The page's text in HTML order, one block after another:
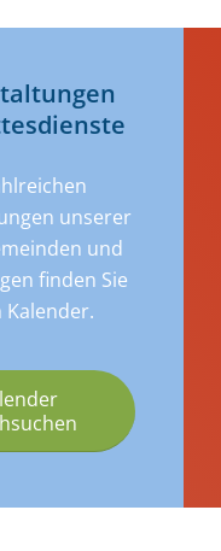
unserer
und
finden Sie
Kalender.